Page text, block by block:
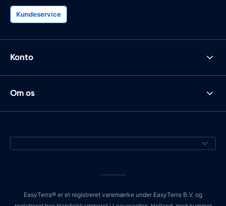
Kundeservice
Konto
Om os
EasyTerra® er et registreret varemærke under EasyTerra B.V. og